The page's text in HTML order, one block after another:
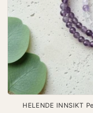
HELENDE INNSIKT